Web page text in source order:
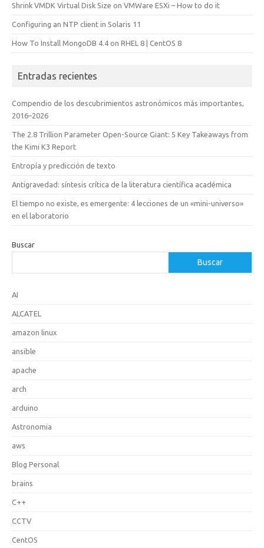
Shrink VMDK Virtual Disk Size on VMWare ESXi – How to do it
Configuring an NTP client in Solaris 11
How To Install MongoDB 4.4 on RHEL 8 | CentOS 8
Entradas recientes
Compendio de los descubrimientos astronómicos más importantes,
2016–2026
The 2.8 Trillion Parameter Open-Source Giant: 5 Key Takeaways from
the Kimi K3 Report
Entropía y predicción de texto
Antigravedad: síntesis crítica de la literatura científica académica
El tiempo no existe, es emergente: 4 lecciones de un «mini-universo»
en el laboratorio
Buscar
Buscar
AI
ALCATEL
amazon linux
ansible
apache
arch
arduino
Astronomia
aws
Blog Personal
brains
C++
CCTV
CentOS